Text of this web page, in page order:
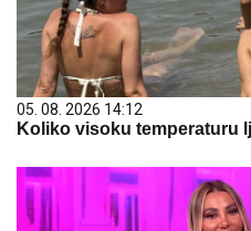
05. 08. 2026 14:12
Koliko visoku temperaturu